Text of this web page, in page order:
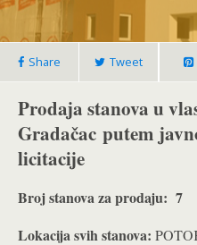
Share Tweet
Prodaja stanova u
Gradačac putem
licitacije
Broj stanova za prodaju: 7
Lokacija svih stanova: